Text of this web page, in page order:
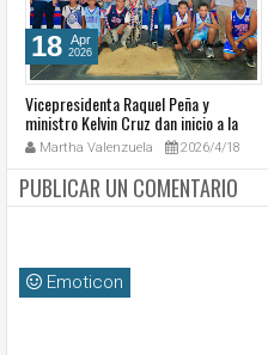
18 Apr
2026
Vicepresidenta Raquel Peña y
ministro Kelvin Cruz dan inicio a la
reparación del Club Pueblo Nuevo en
Santiago
Martha Valenzuela 2026/4/18
PUBLICAR UN COMENTARIO
Emoticon